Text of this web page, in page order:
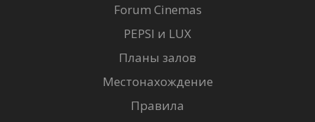
Forum Cinemas
PEPSI и LUX
Планы залов
Местонахождение
Правила